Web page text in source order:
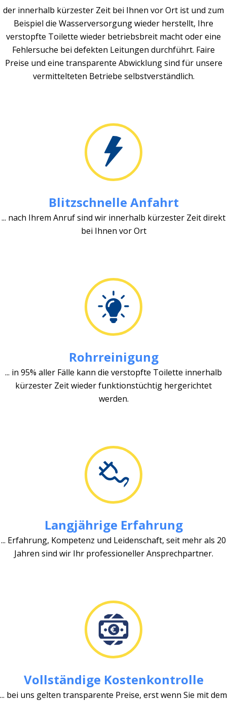
der innerhalb kürzester Zeit bei Ihnen vor Ort ist und zum
Beispiel die Wasserversorgung wieder herstellt, Ihre
verstopfte Toilette wieder betriebsbreit macht oder eine
Fehlersuche bei defekten Leitungen durchführt. Faire
Preise und eine transparente Abwicklung sind für unsere
vermittelteten Betriebe selbstverständlich.
Blitzschnelle Anfahrt
... nach Ihrem Anruf sind wir innerhalb kürzester Zeit direkt
bei Ihnen vor Ort
Rohrreinigung
... in 95% aller Fälle kann die verstopfte Toilette innerhalb
kürzester Zeit wieder funktionstüchtig hergerichtet
werden.
Langjährige Erfahrung
... Erfahrung, Kompetenz und Leidenschaft, seit mehr als 20
Jahren sind wir Ihr professioneller Ansprechpartner.
Vollständige Kostenkontrolle
... bei uns gelten transparente Preise, erst wenn Sie mit dem